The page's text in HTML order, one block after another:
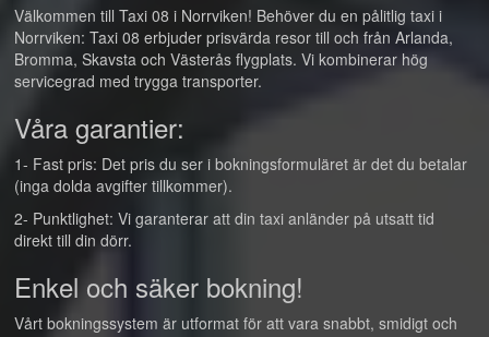
Välkommen till Taxi 08 i Norrviken! Behöver du en pålitlig taxi i
Norrviken: Taxi 08 erbjuder prisvärda resor till och från Arlanda,
Bromma, Skavsta och Västerås flygplats. Vi kombinerar hög
servicegrad med trygga transporter.
Våra garantier:
1- Fast pris: Det pris du ser i bokningsformuläret är det du betalar
(inga dolda avgifter tillkommer).
2- Punktlighet: Vi garanterar att din taxi anländer på utsatt tid
direkt till din dörr.
Enkel och säker bokning!
Vårt bokningssystem är utformat för att vara snabbt, smidigt och